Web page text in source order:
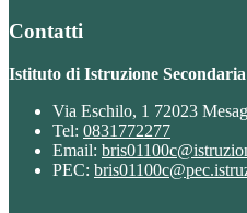
Contatti
Istituto di Istruzione
Via Eschilo, 1 72023
Tel: 0831772277
Email:
PEC: